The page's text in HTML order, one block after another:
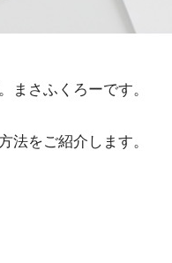
まさふくろーです。
法をご紹介します。